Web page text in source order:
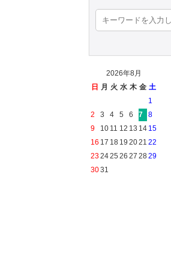
検
索:
2026年8月
日 月 火 水 木 金 土
1
2
3 4 5 6 7
8
9
10 11 12 13 14 15
16 17 18 19 2021 22
232425 26 27 2829
3031